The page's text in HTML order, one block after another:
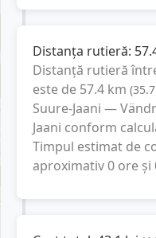
Distanța rutieră:
Distanță rutieră
este de 57.4 km (35.7
Suure-Jaani —
Jaani conform
Timpul estimat de
aproximativ0 ore și